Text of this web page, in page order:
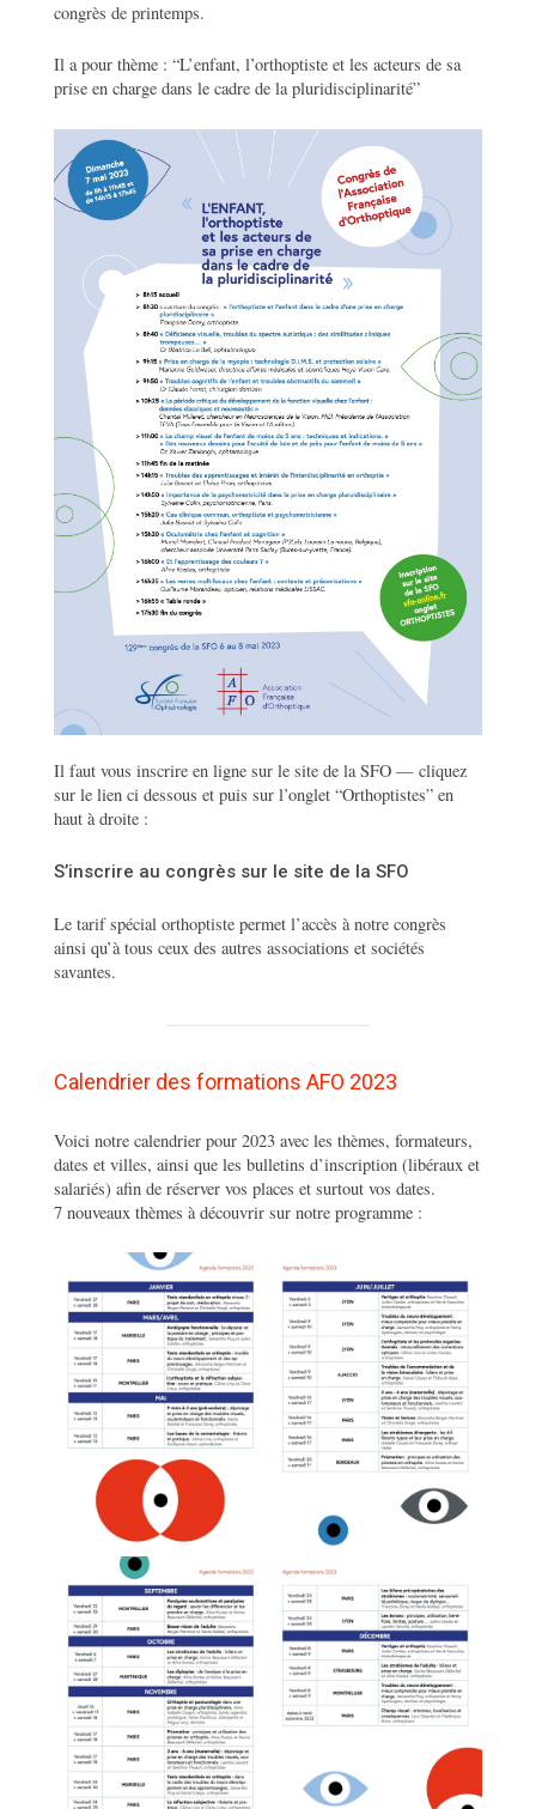
congrès de printemps.
Il a pour thème : “L’enfant, l’orthoptiste et les acteurs de sa
prise en charge dans le cadre de la pluridisciplinarité”
Il faut vous inscrire en ligne sur le site de la SFO — cliquez
sur le lien ci dessous et puis sur l’onglet “Orthoptistes” en
haut à droite :
S’inscrire au congrès sur le site de la SFO
Le tarif spécial orthoptiste permet l’accès à notre congrès
ainsi qu’à tous ceux des autres associations et sociétés
savantes.
Calendrier des formations AFO 2023
Voici notre calendrier pour 2023 avec les thèmes, formateurs,
dates et villes, ainsi que les bulletins d’inscription (libéraux et
salariés) afin de réserver vos places et surtout vos dates.
7 nouveaux thèmes à découvrir sur notre programme :